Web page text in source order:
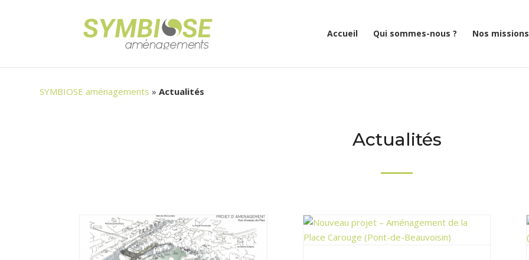
Accueil Qui sommes-nous ? Nos missions
SYMBIOSE aménagements »Actualités
Actualités